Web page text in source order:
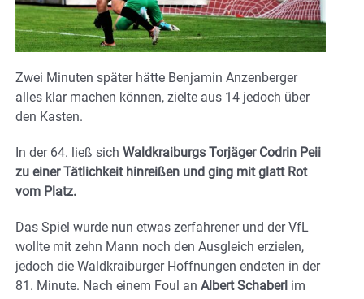
Zwei Minuten später hätte Benjamin Anzenberger
alles klar machen können, zielte aus 14 jedoch über
den Kasten.
In der 64. ließ sich Waldkraiburgs Torjäger Codrin Peii
zu einer Tätlichkeit hinreißen und ging mit glatt Rot
vom Platz.
Das Spiel wurde nun etwas zerfahrener und der VfL
wollte mit zehn Mann noch den Ausgleich erzielen,
jedoch die Waldkraiburger Hoffnungen endeten in der
81. Minute. Nach einem Foul an Albert Schaberl im